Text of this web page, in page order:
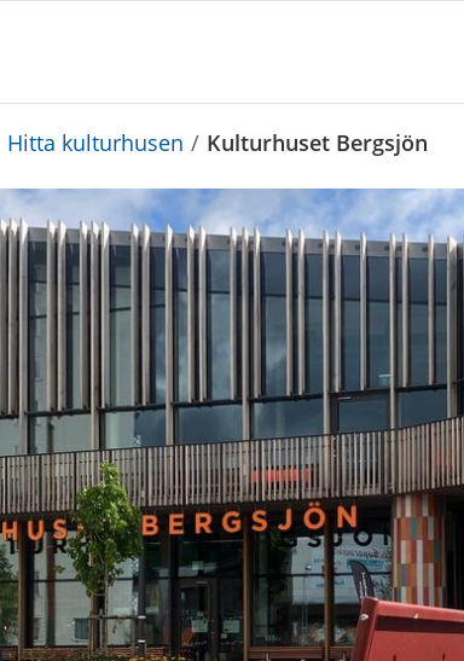
Hitta kulturhusen / Kulturhuset Bergsjön